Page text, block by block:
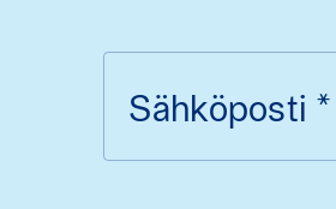
Sähköposti *